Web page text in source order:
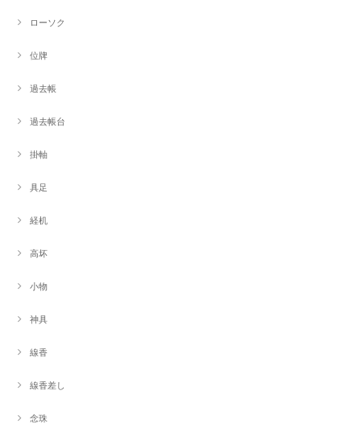
ローソク
位牌
過去帳
過去帳台
掛軸
具足
経机
高坏
小物
神具
線香
線香差し
念珠